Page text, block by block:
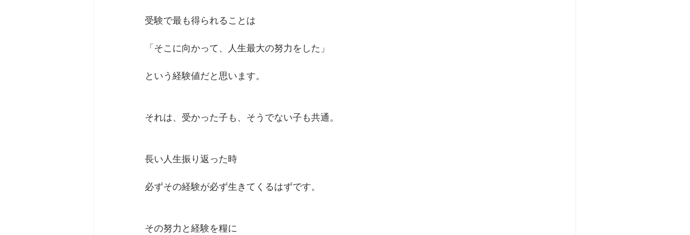
受験で最も得られることは
「そこに向かって、人生最大の努力をした」
という経験値だと思います。
それは、受かった子も、そうでない子も共通。
長い人生振り返った時
必ずその経験が必ず生きてくるはずです。
その努力と経験を糧に